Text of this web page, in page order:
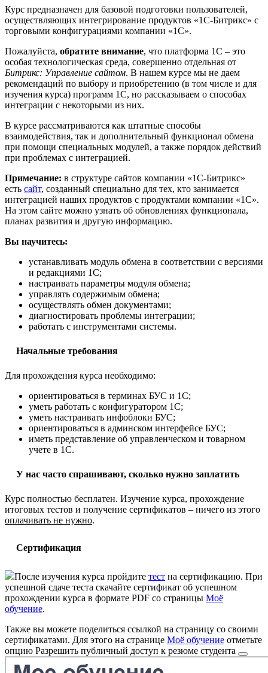
Курс предназначен для базовой подготовки пользователей,
осуществляющих интегрирование продуктов «1С-Битрикс» с
торговыми конфигурациями компании «1С».
Пожалуйста, обратите внимание, что платформа 1С – это
особая технологическая среда, совершенно отдельная от
Битрикс: Управление сайтом. В нашем курсе мы не даем
рекомендаций по выбору и приобретению (в том числе и для
изучения курса) программ 1С, но рассказываем о способах
интеграции с некоторыми из них.
В курсе рассматриваются как штатные способы
взаимодействия, так и дополнительный функционал обмена
при помощи специальных модулей, а также порядок действий
при проблемах с интеграцией.
Примечание: в структуре сайтов компании «1С-Битрикс»
есть сайт, созданный специально для тех, кто занимается
интеграцией наших продуктов с продуктами компании «1С».
На этом сайте можно узнать об обновлениях функционала,
планах развития и другую информацию.
Вы научитесь:
устанавливать модуль обмена в соответствии с версиями
и редакциями 1С;
настраивать параметры модуля обмена;
управлять содержимым обмена;
осуществлять обмен документами;
диагностировать проблемы интеграции;
работать с инструментами системы.
Начальные требования
Для прохождения курса необходимо:
ориентироваться в терминах БУС и 1С;
уметь работать с конфигуратором 1С;
уметь настраивать инфоблоки БУС;
ориентироваться в админском интерфейсе БУС;
иметь представление об управленческом и товарном
учете в 1С.
У нас часто спрашивают, сколько нужно заплатить
Курс полностью бесплатен. Изучение курса, прохождение
итоговых тестов и получение сертификатов – ничего из этого
оплачивать не нужно.
Сертификация
После изучения курса пройдите тест на сертификацию. При
успешной сдаче теста скачайте сертификат об успешном
прохождении курса в формате PDF со страницы Моё
обучение.
Также вы можете поделиться ссылкой на страницу со своими
сертификатами. Для этого на странице Моё обучение отметьте
опцию Разрешить публичный доступ к резюме студента